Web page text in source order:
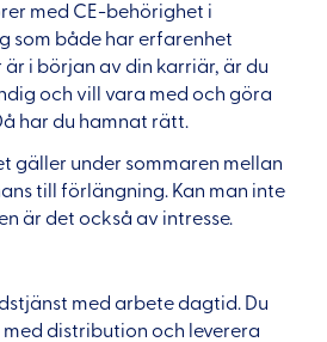
med CE-behörighet i
som både har erfarenhet
i början av din karriär, är du
och vill vara med och göra
har du hamnat rätt.
gäller under sommaren mellan
till förlängning. Kan man inte
är det också av intresse.
med arbete dagtid. Du
distribution och leverera